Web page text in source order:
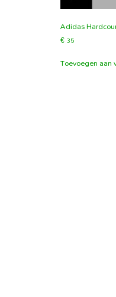
Adidas
€35
Toevoegen